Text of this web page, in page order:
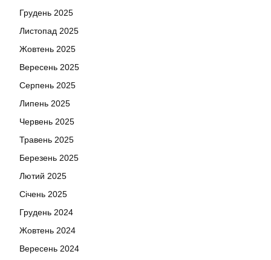
Грудень 2025
Листопад 2025
Жовтень 2025
Вересень 2025
Серпень 2025
Липень 2025
Червень 2025
Травень 2025
Березень 2025
Лютий 2025
Січень 2025
Грудень 2024
Жовтень 2024
Вересень 2024